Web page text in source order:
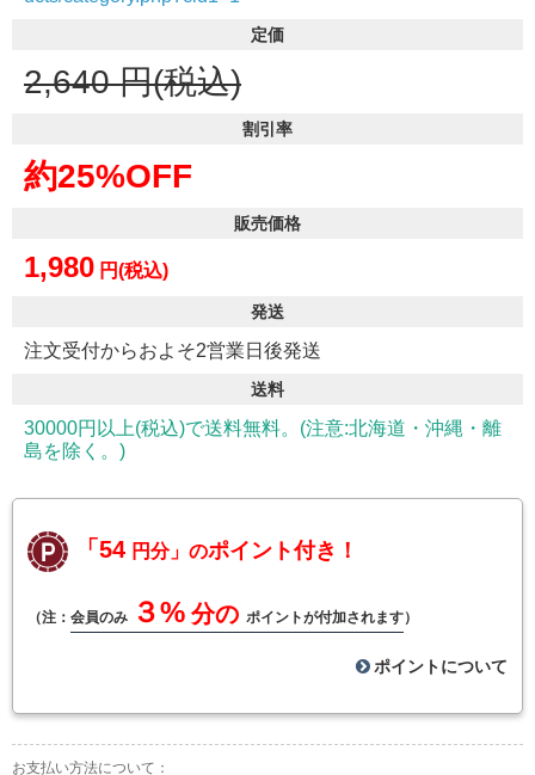
定価
2,640 円(税込)
割引率
約25%OFF
販売価格
1,980 円(税込)
発送
注文受付からおよそ2営業日後発送
送料
30000円以上(税込)で送料無料。(注意:北海道・沖縄・離
島を除く。)
「54 円分」のポイント付き！
（注： 会員のみ ３% 分の ポイントが付加されます）
ポイントについて
お支払い方法について：